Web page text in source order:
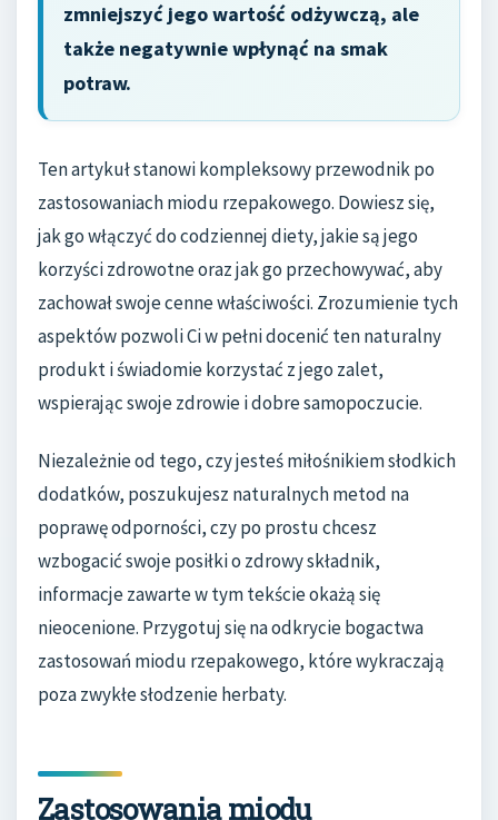
zmniejszyć jego wartość odżywczą, ale
także negatywnie wpłynąć na smak
potraw.
Ten artykuł stanowi kompleksowy przewodnik po
zastosowaniach miodu rzepakowego. Dowiesz się,
jak go włączyć do codziennej diety, jakie są jego
korzyści zdrowotne oraz jak go przechowywać, aby
zachował swoje cenne właściwości. Zrozumienie tych
aspektów pozwoli Ci w pełni docenić ten naturalny
produkt i świadomie korzystać z jego zalet,
wspierając swoje zdrowie i dobre samopoczucie.
Niezależnie od tego, czy jesteś miłośnikiem słodkich
dodatków, poszukujesz naturalnych metod na
poprawę odporności, czy po prostu chcesz
wzbogacić swoje posiłki o zdrowy składnik,
informacje zawarte w tym tekście okażą się
nieocenione. Przygotuj się na odkrycie bogactwa
zastosowań miodu rzepakowego, które wykraczają
poza zwykłe słodzenie herbaty.
Zastosowania miodu